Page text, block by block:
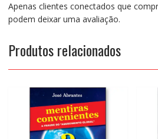
Apenas clientes conectados que
podem deixar uma avaliação.
Produtos relacionados